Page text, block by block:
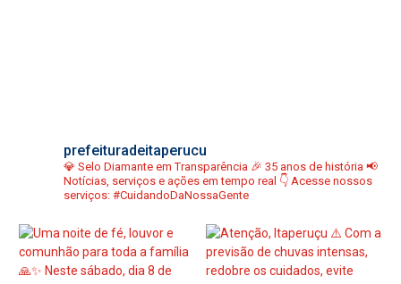
prefeituradeitaperucu
💎 Selo Diamante em Transparência 🎉 35 anos de história 📢
Notícias, serviços e ações em tempo real 👇 Acesse nossos
serviços: #CuidandoDaNossaGente